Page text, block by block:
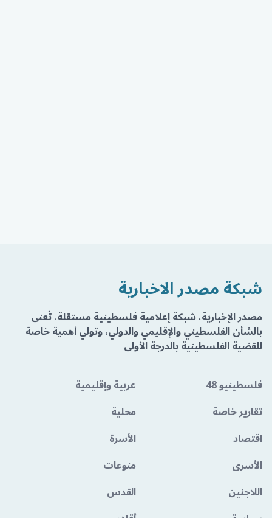
شبكة مصدر الاخبارية
مصدر الإخبارية، شبكة إعلامية فلسطينية مستقلة، تُعنى
بالشأن الفلسطيني والإقليمي والدولي، وتولي أهمية خاصة
للقضية الفلسطينية بالدرجة الأولى
فلسطينيو 48
عربية وإقليمية
تقارير خاصة
محلية
اقتصاد
الأسرة
الأسرى
منوعات
اللاجئين
القدس